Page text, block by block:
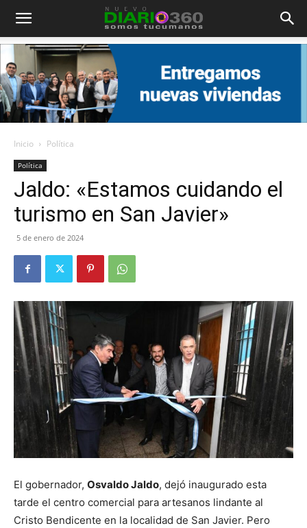
Diario
360
Inicio Política
Política
Jaldo: «Estamos cuidando el
turismo en San Javier»
5 de enero de 2024
El gobernador, Osvaldo Jaldo, dejó inaugurado esta
tarde el centro comercial para artesanos lindante al
Cristo Bendicente en la localidad de San Javier. Pero